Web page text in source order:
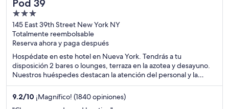
Pod 39
3
out
of
5
145 East 39th Street New York NY
Totalmente reembolsable
Reserva ahora y paga después
Hospédate en este hotel en Nueva York. Tendrás a tu
disposición 2 bares o lounges, terraza en la azotea y desayuno.
Nuestros huéspedes destacan la atención del personal y la
limpieza de las habitaciones en sus opiniones. Estarás muy cerca
de atracciones como Estación Grand Central Terminal y Bryant
Park (parque recreativo).
9.2/10 ¡Magnífico! (1840 opiniones)